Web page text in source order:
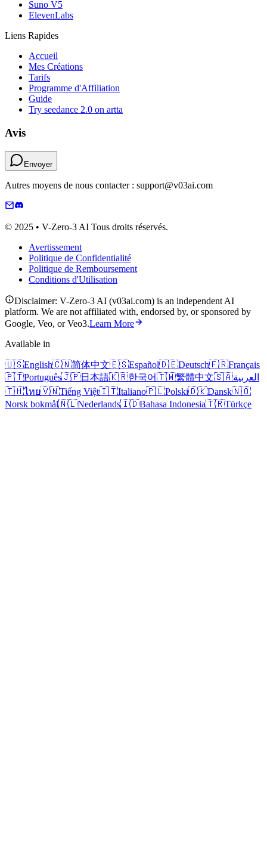
Suno V5
ElevenLabs
Liens Rapides
Accueil
Mes Créations
Tarifs
Programme d'Affiliation
Guide
Try seedance 2.0 on artta
Avis
Envoyer
Autres moyens de nous contacter : support@v03ai.com
© 2025 • V-Zero-3 AI Tous droits réservés.
Avertissement
Politique de Confidentialité
Politique de Remboursement
Conditions d'Utilisation
Disclaimer: V-Zero-3 AI (v03ai.com) is an independent AI
platform. We are not affiliated with, endorsed by, or sponsored by
Google, Veo, or Veo3.Learn More
Available in
🇺🇸English🇨🇳简体中文🇪🇸Español🇩🇪Deutsch🇫🇷Français
🇵🇹Português🇯🇵日本語🇰🇷한국어🇹🇼繁體中文🇸🇦العربية
🇹🇭ไทย🇻🇳Tiếng Việt🇮🇹Italiano🇵🇱Polski🇩🇰Dansk🇳🇴
Norsk bokmål🇳🇱Nederlands🇮🇩Bahasa Indonesia🇹🇷Türkçe